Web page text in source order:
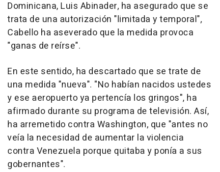
Dominicana, Luis Abinader, ha asegurado que se
trata de una autorización "limitada y temporal",
Cabello ha aseverado que la medida provoca
"ganas de reírse".
En este sentido, ha descartado que se trate de
una medida "nueva". "No habían nacidos ustedes
y ese aeropuerto ya pertencía los gringos", ha
afirmado durante su programa de televisión. Así,
ha arremetido contra Washington, que "antes no
veía la necesidad de aumentar la violencia
contra Venezuela porque quitaba y ponía a sus
gobernantes".